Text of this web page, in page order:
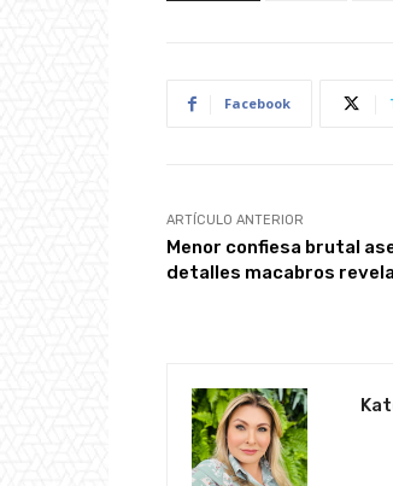
Facebook
ARTÍCULO ANTERIOR
Menor confiesa brutal
detalles macabros